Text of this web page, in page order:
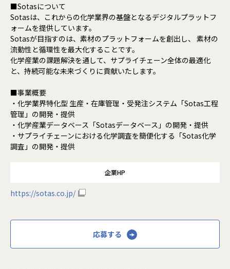
■Sotasについて
Sotasは、これからの化学業界の基盤となるデジタルプラットフ
ォームを提供しています。
Sotasが目指すのは、素材のプラットフォームを創出し、 素材の
流動性と循環性を最大化することです。
化学産業の課題解決を通して、サプライチェーン全体の最適化
と、持続可能な未来づくりに貢献いたします。
■事業概要
・化学業界特化型 生産・在庫管理・受発注システム「Sotas工程
管理」の開発・提供
・化学産業データベース「Sotasデータベース」の開発・提供
・サプライチェーンにおける化学調査を簡便化する「Sotas化学
調査」の開発・提供
企業HP
https://sotas.co.jp/
応募する